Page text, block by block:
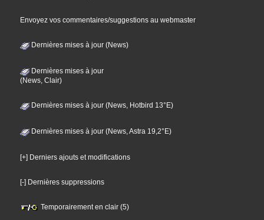
Envoyez vos commentaires/suggestions au webmaster
Dernières mises à jour (News)
Dernières mises à jour
(News, Clair)
Dernières mises à jour (News, Hotbird 13°E)
Dernières mises à jour (News, Astra 19,2°E)
[+] Derniers ajouts et modifications
[-] Dernières suppressions
Temporairement en clair (5)